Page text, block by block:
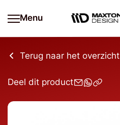
Menu
Terug naar het overzicht
Deel dit product